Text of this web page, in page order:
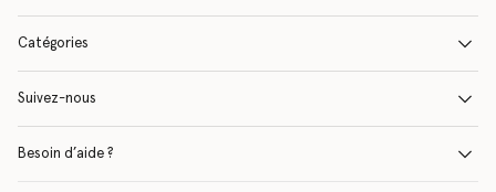
Catégories
Suivez-nous
Besoin d’aide ?